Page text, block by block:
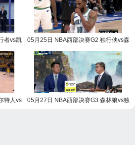
者vs凯
05月25日 NBA西部决赛G2 独行侠vs森
特人vs
05月27日 NBA西部决赛G3 森林狼vs独